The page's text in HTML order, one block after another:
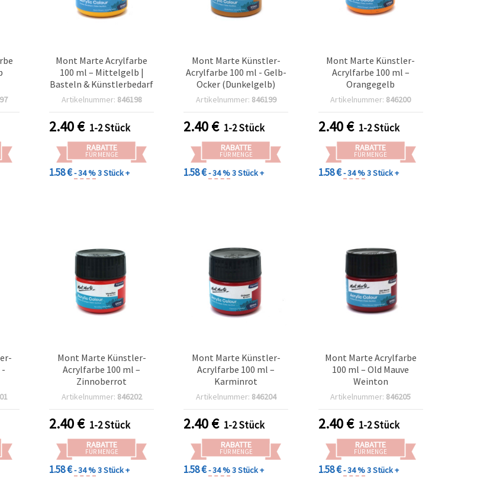
Mont Marte Acrylfarbe
100 ml – Mittelgelb |
Basteln & Künstlerbedarf
Artikelnummer: 846198
2.40€ 1-2 Stück
RABATTE
FÜR MENGE
1.58 €- 34 %3 Stück +
Mont Marte Künstler-
Acrylfarbe 100 ml - Gelb-
Ocker (Dunkelgelb)
Artikelnummer: 846199
2.40€ 1-2 Stück
RABATTE
FÜR MENGE
1.58 €- 34 %3 Stück +
Mont Marte Künstler-
Acrylfarbe 100 ml –
Orangegelb
Artikelnummer: 846200
2.40€ 1-2 Stück
RABATTE
FÜR MENGE
1.58 €- 34 %3 Stück +
Mont Marte Künstler-
Acrylfarbe 100 ml –
Zinnoberrot
Artikelnummer: 846202
2.40€ 1-2 Stück
RABATTE
FÜR MENGE
1.58 €- 34 %3 Stück +
Mont Marte Künstler-
Acrylfarbe 100 ml –
Karminrot
Artikelnummer: 846204
2.40€ 1-2 Stück
RABATTE
FÜR MENGE
1.58 €- 34 %3 Stück +
Mont Marte Acrylfarbe
100 ml – Old Mauve
Weinton
Artikelnummer: 846205
2.40€ 1-2 Stück
RABATTE
FÜR MENGE
1.58 €- 34 %3 Stück +